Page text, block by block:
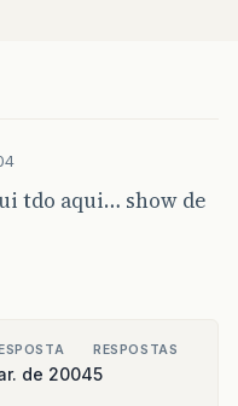
tdo aqui… show de
de 2004
RESPOSTAS
5